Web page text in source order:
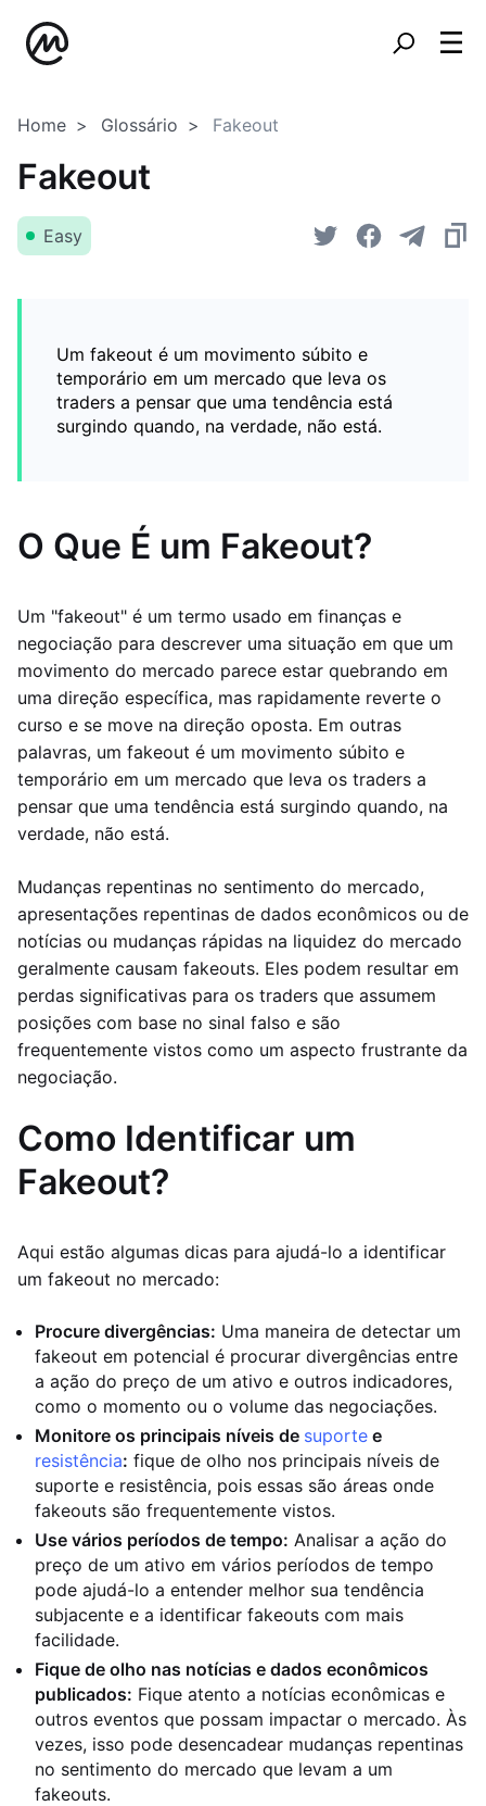
Home Glossário Fakeout
Fakeout
Easy
Um fakeout é um movimento súbito e
temporário em um mercado que leva os
traders a pensar que uma tendência está
surgindo quando, na verdade, não está.
O Que É um Fakeout?
Um "fakeout" é um termo usado em finanças e
negociação para descrever uma situação em que um
movimento do mercado parece estar quebrando em
uma direção específica, mas rapidamente reverte o
curso e se move na direção oposta. Em outras
palavras, um fakeout é um movimento súbito e
temporário em um mercado que leva os traders a
pensar que uma tendência está surgindo quando, na
verdade, não está.
Mudanças repentinas no sentimento do mercado,
apresentações repentinas de dados econômicos ou de
notícias ou mudanças rápidas na liquidez do mercado
geralmente causam fakeouts. Eles podem resultar em
perdas significativas para os traders que assumem
posições com base no sinal falso e são
frequentemente vistos como um aspecto frustrante da
negociação.
Como Identificar um
Fakeout?
Aqui estão algumas dicas para ajudá-lo a identificar
um fakeout no mercado:
Procure divergências: Uma maneira de detectar um
fakeout em potencial é procurar divergências entre
a ação do preço de um ativo e outros indicadores,
como o momento ou o volume das negociações.
Monitore os principais níveis de suporte e
resistência: fique de olho nos principais níveis de
suporte e resistência, pois essas são áreas onde
fakeouts são frequentemente vistos.
Use vários períodos de tempo: Analisar a ação do
preço de um ativo em vários períodos de tempo
pode ajudá-lo a entender melhor sua tendência
subjacente e a identificar fakeouts com mais
facilidade.
Fique de olho nas notícias e dados econômicos
publicados: Fique atento a notícias econômicas e
outros eventos que possam impactar o mercado. Às
vezes, isso pode desencadear mudanças repentinas
no sentimento do mercado que levam a um
fakeouts.